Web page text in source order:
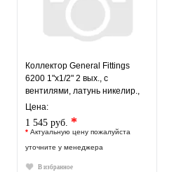
Коллектор General Fittings
6200 1"х1/2" 2 вых., c
вентилями, латунь никелир.,
синий регулятор
Цена:
1 545 руб. *
* Актуальную цену пожалуйста
уточните у менеджера
В избранное